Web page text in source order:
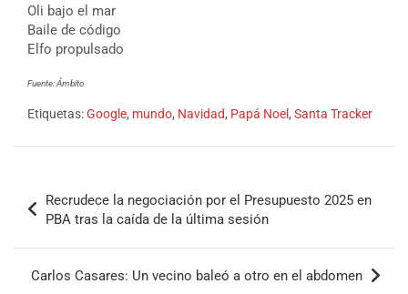
Oli bajo el mar
Baile de código
Elfo propulsado
Fuente: Ámbito
Etiquetas:Google, mundo, Navidad, Papá Noel, Santa Tracker
Recrudece la negociación por el Presupuesto 2025 en
PBA tras la caída de la última sesión
Carlos Casares: Un vecino baleó a otro en el abdomen